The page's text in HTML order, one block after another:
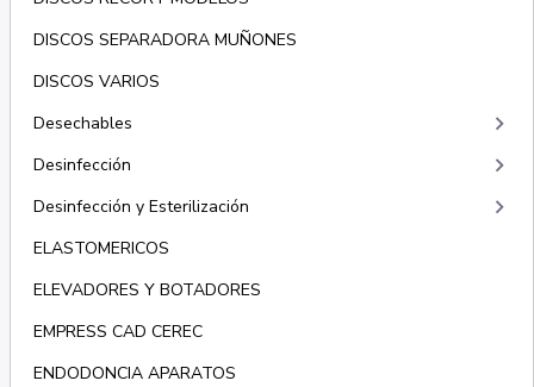
DISCOS SEPARADORA MUÑONES
DISCOS VARIOS
Desechables
keyboard_arrow_right
Desinfección keyboard_arrow_right
Desinfección y Esterilización keyboard_arrow_right
ELASTOMERICOS
ELEVADORES Y BOTADORES
EMPRESS CAD CEREC
ENDODONCIA APARATOS